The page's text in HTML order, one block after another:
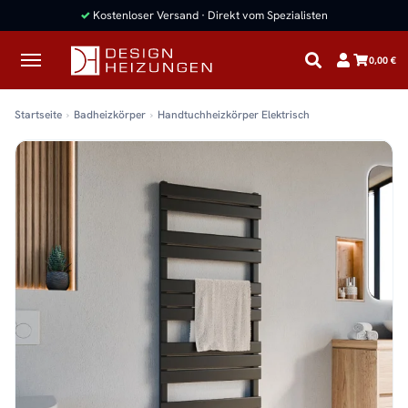
✓ Kostenloser Versand · Direkt vom Spezialisten
0,00 €
Startseite Badheizkörper Handtuchheizkörper Elektrisch